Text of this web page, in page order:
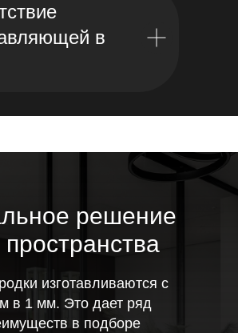
в
решение
изготавливаются с
в 1 мм. Это дает ряд
в подборе